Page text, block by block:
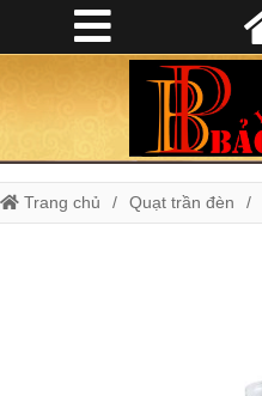
Trang chủ Quạt trần đèn